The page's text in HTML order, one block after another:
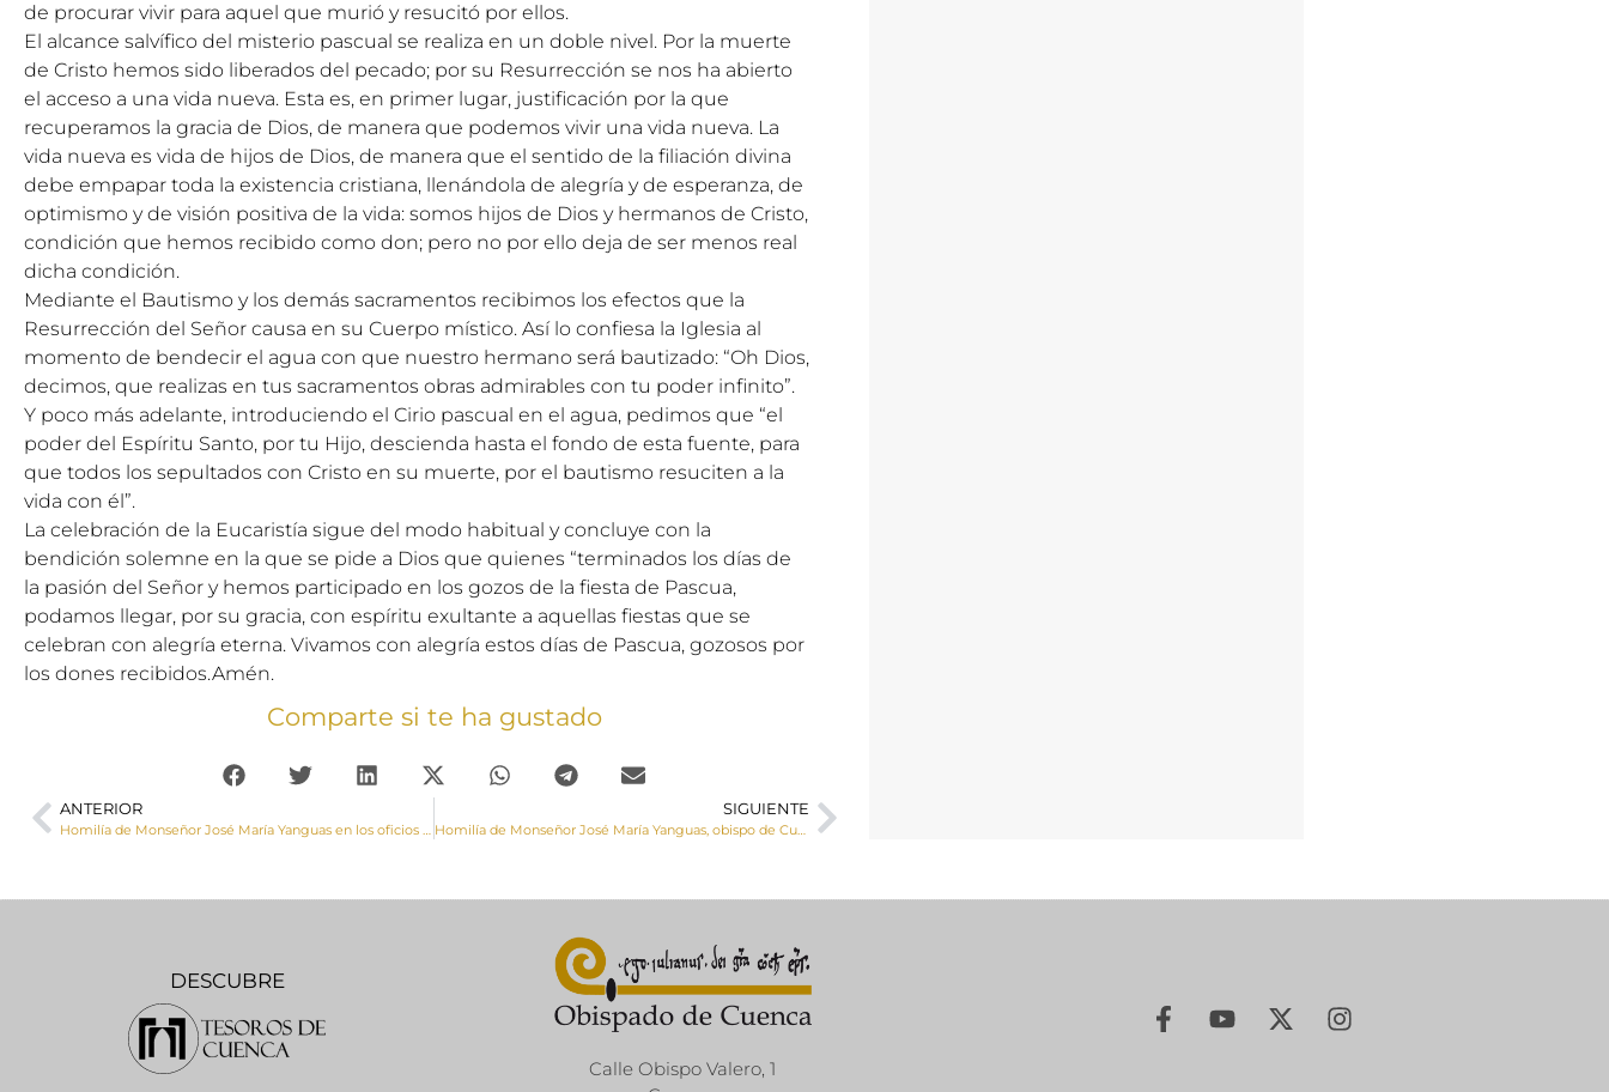
de procurar vivir para aquel que murió y resucitó por ellos.
El alcance salvífico del misterio pascual se realiza en un doble nivel. Por la muerte
de Cristo hemos sido liberados del pecado; por su Resurrección se nos ha abierto
el acceso a una vida nueva. Esta es, en primer lugar, justificación por la que
recuperamos la gracia de Dios, de manera que podemos vivir una vida nueva. La
vida nueva es vida de hijos de Dios, de manera que el sentido de la filiación divina
debe empapar toda la existencia cristiana, llenándola de alegría y de esperanza, de
optimismo y de visión positiva de la vida: somos hijos de Dios y hermanos de Cristo,
condición que hemos recibido como don; pero no por ello deja de ser menos real
dicha condición.
Mediante el Bautismo y los demás sacramentos recibimos los efectos que la
Resurrección del Señor causa en su Cuerpo místico. Así lo confiesa la Iglesia al
momento de bendecir el agua con que nuestro hermano será bautizado: “Oh Dios,
decimos, que realizas en tus sacramentos obras admirables con tu poder infinito”.
Y poco más adelante, introduciendo el Cirio pascual en el agua, pedimos que “el
poder del Espíritu Santo, por tu Hijo, descienda hasta el fondo de esta fuente, para
que todos los sepultados con Cristo en su muerte, por el bautismo resuciten a la
vida con él”.
La celebración de la Eucaristía sigue del modo habitual y concluye con la
bendición solemne en la que se pide a Dios que quienes “terminados los días de
la pasión del Señor y hemos participado en los gozos de la fiesta de Pascua,
podamos llegar, por su gracia, con espíritu exultante a aquellas fiestas que se
celebran con alegría eterna. Vivamos con alegría estos días de Pascua, gozosos por
los dones recibidos.Amén.
Comparte si te ha gustado
ANTERIOR SIGUIENTE
DESCUBRE
Calle Obispo Valero, 1